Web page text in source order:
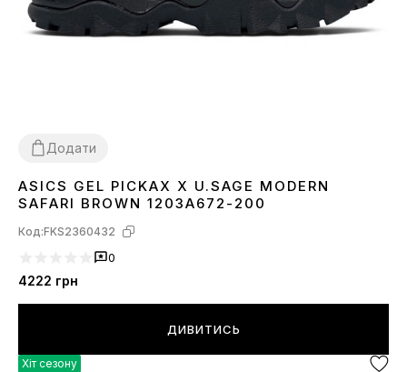
Додати
40 4142 4344 45
ASICS GEL PICKAX X U.SAGE MODERN
SAFARI BROWN 1203A672-200
Код:FKS2360432
0
4222 грн
ДИВИТИСЬ
Хіт сезону